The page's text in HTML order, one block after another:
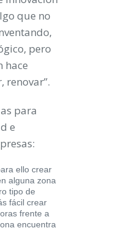
que no
pero
hace
renovar”.
para
e
ello crear
alguna zona
tipo de
fácil crear
frente a
encuentra